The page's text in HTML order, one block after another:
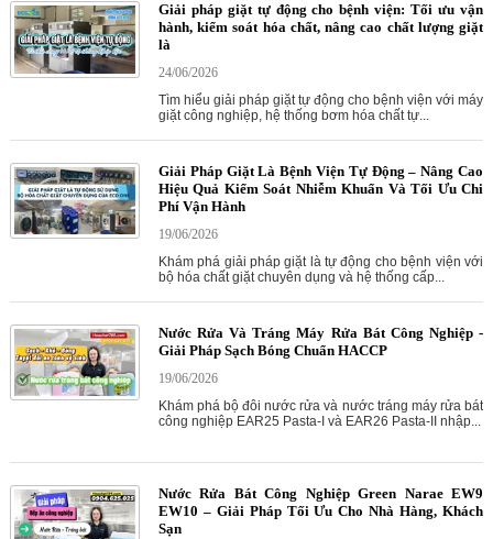
Giải pháp giặt tự động cho bệnh viện: Tối ưu vận
hành, kiểm soát hóa chất, nâng cao chất lượng giặt
là
24/06/2026
Tìm hiểu giải pháp giặt tự động cho bệnh viện với máy
giặt công nghiệp, hệ thống bơm hóa chất tự...
Giải Pháp Giặt Là Bệnh Viện Tự Động – Nâng Cao
Hiệu Quả Kiểm Soát Nhiễm Khuẩn Và Tối Ưu Chi
Phí Vận Hành
19/06/2026
Khám phá giải pháp giặt là tự động cho bệnh viện với
bộ hóa chất giặt chuyên dụng và hệ thống cấp...
Nước Rửa Và Tráng Máy Rửa Bát Công Nghiệp -
Giải Pháp Sạch Bóng Chuẩn HACCP
19/06/2026
Khám phá bộ đôi nước rửa và nước tráng máy rửa bát
công nghiệp EAR25 Pasta-I và EAR26 Pasta-II nhập...
Nước Rửa Bát Công Nghiệp Green Narae EW9
EW10 – Giải Pháp Tối Ưu Cho Nhà Hàng, Khách
Sạn